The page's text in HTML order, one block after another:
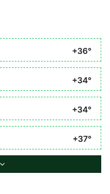
+36°
+34°
+34°
+37°